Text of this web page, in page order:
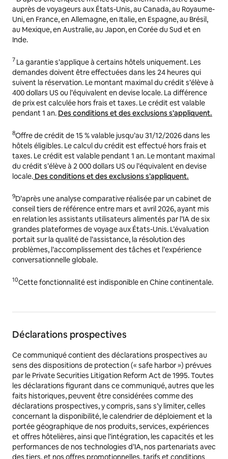
auprès de voyageurs aux États-Unis, au Canada, au Royaume-
Uni, en France, en Allemagne, en Italie, en Espagne, au Brésil,
au Mexique, en Australie, au Japon, en Corée du Sud et en
Inde.
7 La garantie s’applique à certains hôtels uniquement. Les
demandes doivent être effectuées dans les 24 heures qui
suivent la réservation. Le montant maximal du crédit s’élève à
400 dollars US ou l’équivalent en devise locale. La différence
de prix est calculée hors frais et taxes. Le crédit est valable
pendant 1 an. Des conditions et des exclusions s’appliquent.
8Offre de crédit de 15 % valable jusqu’au 31/12/2026 dans les
hôtels éligibles. Le calcul du crédit est effectué hors frais et
taxes. Le crédit est valable pendant 1 an. Le montant maximal
du crédit s’élève à 2 000 dollars US ou l’équivalent en devise
locale. Des conditions et des exclusions s’appliquent.
9D’après une analyse comparative réalisée par un cabinet de
conseil tiers de référence entre mars et avril 2026, ayant mis
en relation les assistants utilisateurs alimentés par l’IA de six
grandes plateformes de voyage aux États-Unis. L’évaluation
portait sur la qualité de l’assistance, la résolution des
problèmes, l’accomplissement des tâches et l’expérience
conversationnelle globale.
10Cette fonctionnalité est indisponible en Chine continentale.
Déclarations prospectives
Ce communiqué contient des déclarations prospectives au
sens des dispositions de protection (« safe harbor ») prévues
par le Private Securities Litigation Reform Act de 1995. Toutes
les déclarations figurant dans ce communiqué, autres que les
faits historiques, peuvent être considérées comme des
déclarations prospectives, y compris, sans s’y limiter, celles
concernant la disponibilité, le calendrier de déploiement et la
portée géographique de nos produits, services, expériences
et offres hôtelières, ainsi que l’intégration, les capacités et les
performances de nos technologies d’IA, nos partenariats avec
des tiers, et nos offres promotionnelles, tarifs et conditions